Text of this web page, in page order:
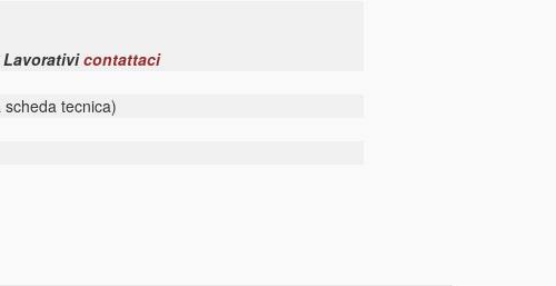
Lavorativicontattaci
tecnica)